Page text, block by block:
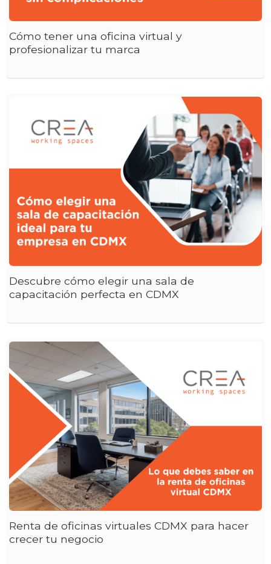
Cómo tener una oficina virtual y
profesionalizar tu marca
Descubre cómo elegir una sala de
capacitación perfecta en CDMX
Renta de oficinas virtuales CDMX para hacer
crecer tu negocio